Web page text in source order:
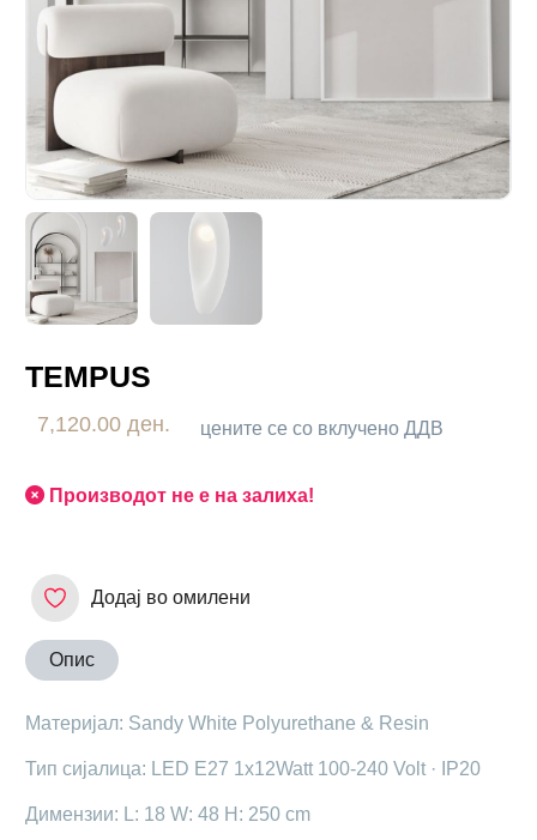
TEMPUS
7,120.00 ден. цените се со вклучено ДДВ
Производот не е на залиха!
Додај во омилени
Опис
Материјал: Sandy White Polyurethane & Resin
Тип сијалица: LED E27 1x12Watt 100-240 Volt · IP20
Димензии: L: 18 W: 48 H: 250 cm